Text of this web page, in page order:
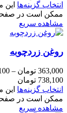
انتخاب گزینه‌ها
ممکن است در
مشاهده سریع
روغن زردچوبه
363,000 تومان –
738,100 تومان
انتخاب گزینه‌ها
ممکن است در
مشاهده سریع